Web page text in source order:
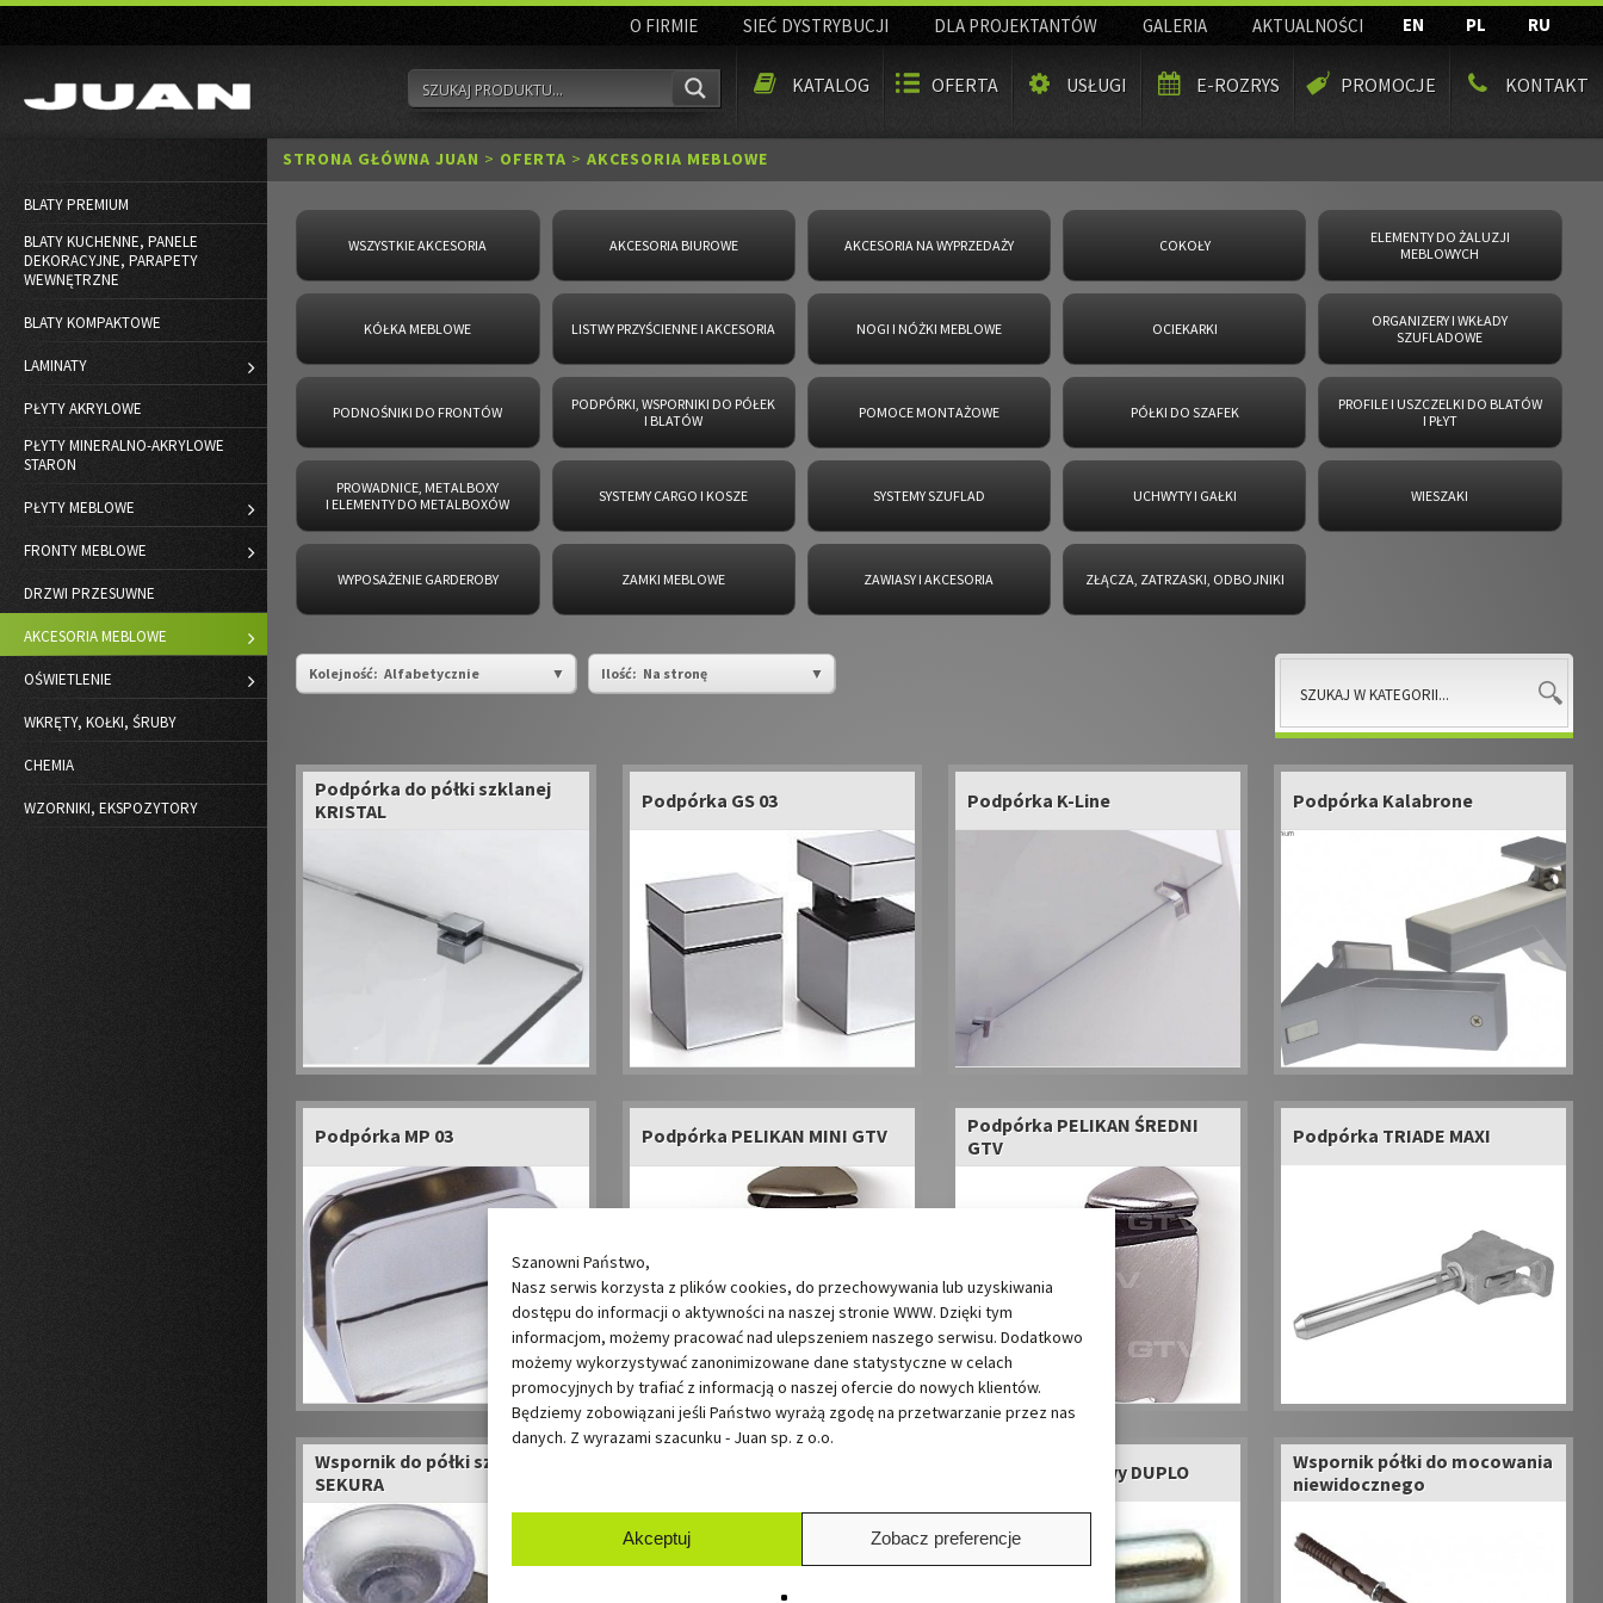
Szanowni Państwo,
Nasz serwis korzysta z plików cookies, do przechowywania lub uzyskiwania
dostępu do informacji o aktywności na naszej stronie WWW. Dzięki tym
informacjom, możemy pracować nad ulepszeniem naszego serwisu. Dodatkowo
możemy wykorzystywać zanonimizowane dane statystyczne w celach
promocyjnych by trafiać z informacją o naszej ofercie do nowych klientów.
Będziemy zobowiązani jeśli Państwo wyrażą zgodę na przetwarzanie przez nas
danych. Z wyrazami szacunku - Juan sp. z o.o.
Akceptuj Zobacz preferencje
EN PL RU
O FIRMIE SIEĆ DYSTRYBUCJI DLA PROJEKTANTÓW GALERIA AKTUALNOŚCI
KATALOG OFERTA USŁUGI E-ROZRYS PROMOCJE KONTAKT
STRONA GŁÓWNA JUAN > OFERTA >AKCESORIA MEBLOWE
BLATY PREMIUM
BLATY KUCHENNE, PANELE
DEKORACYJNE, PARAPETY
WEWNĘTRZNE
BLATY KOMPAKTOWE
LAMINATY
PŁYTY AKRYLOWE
PŁYTY MINERALNO-AKRYLOWE
STARON
PŁYTY MEBLOWE
FRONTY MEBLOWE
DRZWI PRZESUWNE
AKCESORIA MEBLOWE
OŚWIETLENIE
WKRĘTY, KOŁKI, ŚRUBY
CHEMIA
WZORNIKI, EKSPOZYTORY
WSZYSTKIE AKCESORIA AKCESORIA BIUROWE AKCESORIA NA WYPRZEDAŻY COKOŁY
ELEMENTY DO ŻALUZJI
MEBLOWYCH
KÓŁKA MEBLOWE LISTWY PRZYŚCIENNE I AKCESORIA NOGI I NÓŻKI MEBLOWE OCIEKARKI
ORGANIZERY I WKŁADY
SZUFLADOWE
PODNOŚNIKI DO FRONTÓW
PODPÓRKI, WSPORNIKI DO PÓŁEK
I BLATÓW
POMOCE MONTAŻOWE PÓŁKI DO SZAFEK
PROFILE I USZCZELKI DO BLATÓW
I PŁYT
PROWADNICE, METALBOXY
I ELEMENTY DO METALBOXÓW
SYSTEMY CARGO I KOSZE SYSTEMY SZUFLAD UCHWYTY I GAŁKI WIESZAKI
WYPOSAŻENIE GARDEROBY ZAMKI MEBLOWE ZAWIASY I AKCESORIA ZŁĄCZA, ZATRZASKI, ODBOJNIKI
Kolejność: Alfabetycznie Ilość: Na stronę
Podpórka do półki szklanej
KRISTAL
Podpórka GS 03 Podpórka K-Line Podpórka Kalabrone
Podpórka MP 03 Podpórka PELIKAN MINI GTV
Podpórka PELIKAN ŚREDNI
GTV
Podpórka TRIADE MAXI
Wspornik do półki szklanej
SEKURA
Wspornik kołkowy DUPLO
Wspornik półki do mocowania
niewidocznego